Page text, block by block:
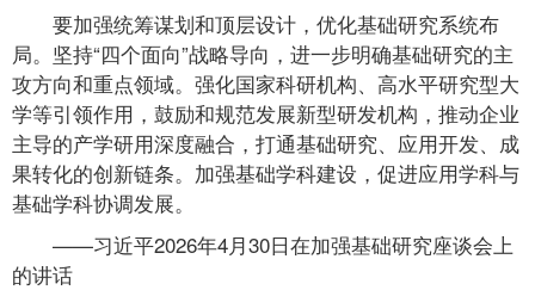
要加强统筹谋划和顶层设计，优化基础研究系统布
局。坚持“四个面向”战略导向，进一步明确基础研究的主
攻方向和重点领域。强化国家科研机构、高水平研究型大
学等引领作用，鼓励和规范发展新型研发机构，推动企业
主导的产学研用深度融合，打通基础研究、应用开发、成
果转化的创新链条。加强基础学科建设，促进应用学科与
基础学科协调发展。
——习近平2026年4月30日在加强基础研究座谈会上
的讲话